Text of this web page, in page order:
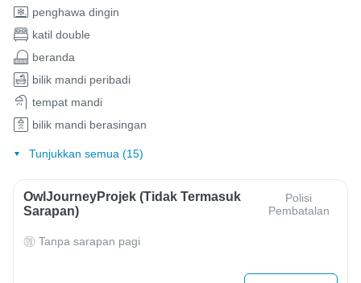
penghawa dingin
katil double
beranda
bilik mandi peribadi
tempat mandi
bilik mandi berasingan
Tunjukkan semua (15)
OwlJourneyProjek (Tidak Termasuk
Sarapan)
Polisi
Pembatalan
Tanpa sarapan pagi